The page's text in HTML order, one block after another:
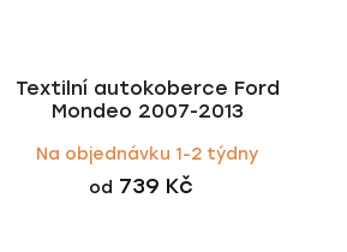
Textilní autokoberce Ford
Mondeo 2007-2013
Na objednávku 1-2 týdny
od 739 Kč